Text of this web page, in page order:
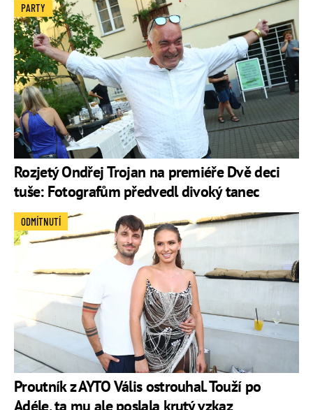
Rozjetý Ondřej Trojan na premiéře Dvě deci
tuše: Fotografům předvedl divoký tanec
PARTY
Proutník z AYTO Vális ostrouhal. Touží po
Adéle, ta mu ale poslala krutý vzkaz
ODMÍTNUTÍ